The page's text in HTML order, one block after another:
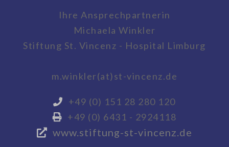
Ihre Ansprechpartnerin
Michaela Winkler
Stiftung St. Vincenz - Hospital Limburg
m.winkler(at)st-vincenz.de
+49 (0) 151 28 280 120
+49 (0) 6431 - 2924118
www.stiftung-st-vincenz.de